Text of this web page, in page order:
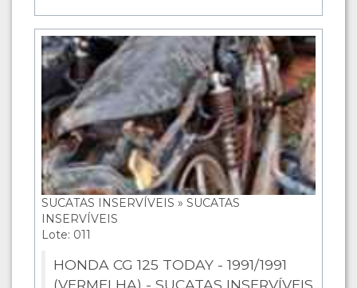
SUCATAS INSERVÍVEIS » SUCATAS
INSERVÍVEIS
Lote: 011
HONDA CG 125 TODAY - 1991/1991
(VERMELHA) - SUCATAS INSERVÍVEIS